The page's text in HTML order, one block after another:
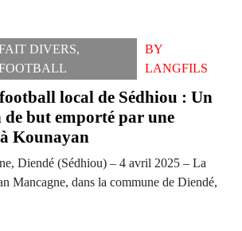
DIVERS,
BY
LANGFILS
local de Sédhiou : Un
de but emporté par une
Kounayan
Diendé (Sédhiou) – 4 avril 2025 – La
Mancagne, dans la commune de Diendé,